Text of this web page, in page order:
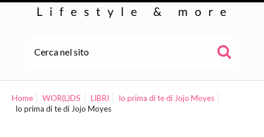
WOR(L)DS
Home WOR(L)DS LIBRI
Io prima di te di Jojo Moyes
Io prima di te di Jojo Moyes